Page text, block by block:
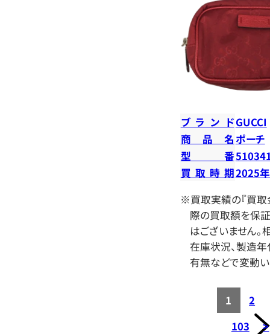
ブランドGUCCI
商品名ポーチ
型番
買取時期2025
※買取実績の『買取
際の買取額を保
はございません。
在庫状況、製造年
有無などで変動い
1
2
103
>